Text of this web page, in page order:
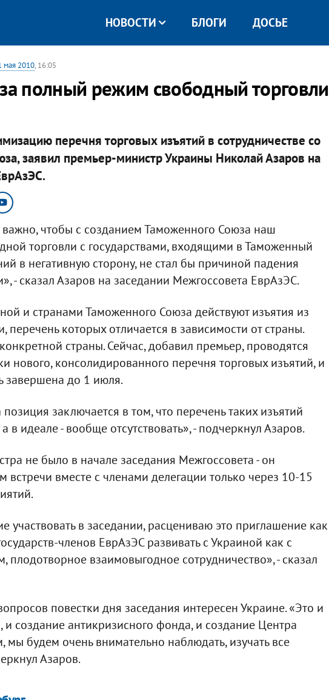
НОВОСТИ БЛОГИ ДОСЬЕ
мая 2010, 16:05
полный режим свободный торговли
перечня торговых изъятий в сотрудничестве со
заявил премьер-министр Украины Николай Азаров на
чтобы с созданием Таможенного Союза наш
торговли с государствами, входящими в Таможенный
в негативную сторону, не стал бы причиной падения
- сказал Азаров на заседании Межгоссовета ЕврАзЭС.
и странами Таможенного Союза действуют изъятия из
которых отличается в зависимости от страны.
страны. Сейчас, добавил премьер, проводятся
нового, консолидированного перечня торговых изъятий, и
завершена до 1 июля.
заключается в том, что перечень таких изъятий
идеале - вообще отсутствовать», - подчеркнул Азаров.
не было в начале заседания Межгоссовета - он
встречи вместе с членами делегации только через 10-15
участвовать в заседании, расцениваю это приглашение как
членов ЕврАзЭС развивать с Украиной как с
плодотворное взаимовыгодное сотрудничество», - сказал
повестки дня заседания интересен Украине. «Это и
и создание антикризисного фонда, и создание Центра
мы будем очень внимательно наблюдать, изучать все
Азаров.